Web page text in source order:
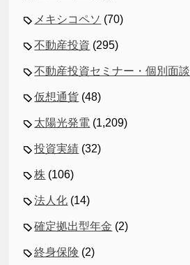
メキシコペソ (70)
不動産投資 (295)
不動産投資セミナー・個別面談
仮想通貨 (48)
太陽光発電 (1,209)
投資実績 (32)
株 (106)
法人化 (14)
確定拠出型年金 (2)
終身保険 (2)